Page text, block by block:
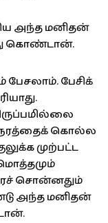
அந்த மனிதன்
கொண்டான்.
பேசலாம். பேசிக்
கொல்ல
முற்பட்ட
சொன்னதும்
அந்த மனிதன்